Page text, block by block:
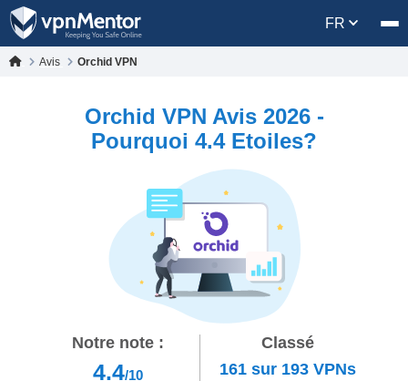
FR
Avis Orchid VPN
Orchid VPN Avis 2026 -
Pourquoi 4.4 Etoiles?
Notre note :
4.4/10
Classé
161 sur 193VPNs